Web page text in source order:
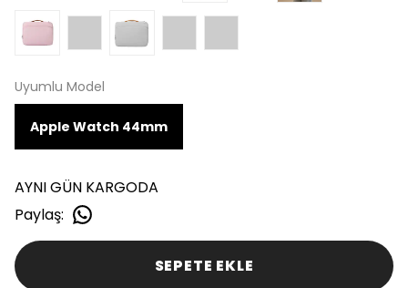
Uyumlu Model
Apple Watch 44mm
AYNI GÜN KARGODA
Paylaş:
SEPETE EKLE